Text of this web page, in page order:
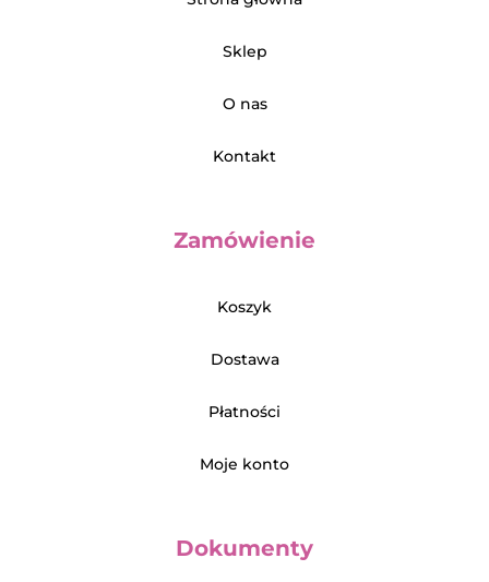
Sklep
O nas
Kontakt
Zamówienie
Koszyk
Dostawa
Płatności
Moje konto
Dokumenty